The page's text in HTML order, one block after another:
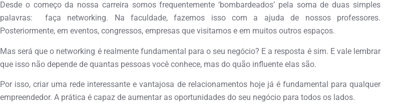
Desde o começo da nossa carreira somos frequentemente ‘bombardeados’ pela soma de duas simples
palavras: faça networking. Na faculdade, fazemos isso com a ajuda de nossos professores.
Posteriormente, em eventos, congressos, empresas que visitamos e em muitos outros espaços.
Mas será que o networking é realmente fundamental para o seu negócio? E a resposta é sim. E vale lembrar
que isso não depende de quantas pessoas você conhece, mas do quão influente elas são.
Por isso, criar uma rede interessante e vantajosa de relacionamentos hoje já é fundamental para qualquer
empreendedor. A prática é capaz de aumentar as oportunidades do seu negócio para todos os lados.